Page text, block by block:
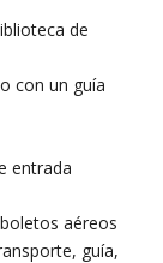
de
con un guía
entrada
aéreos
guía,